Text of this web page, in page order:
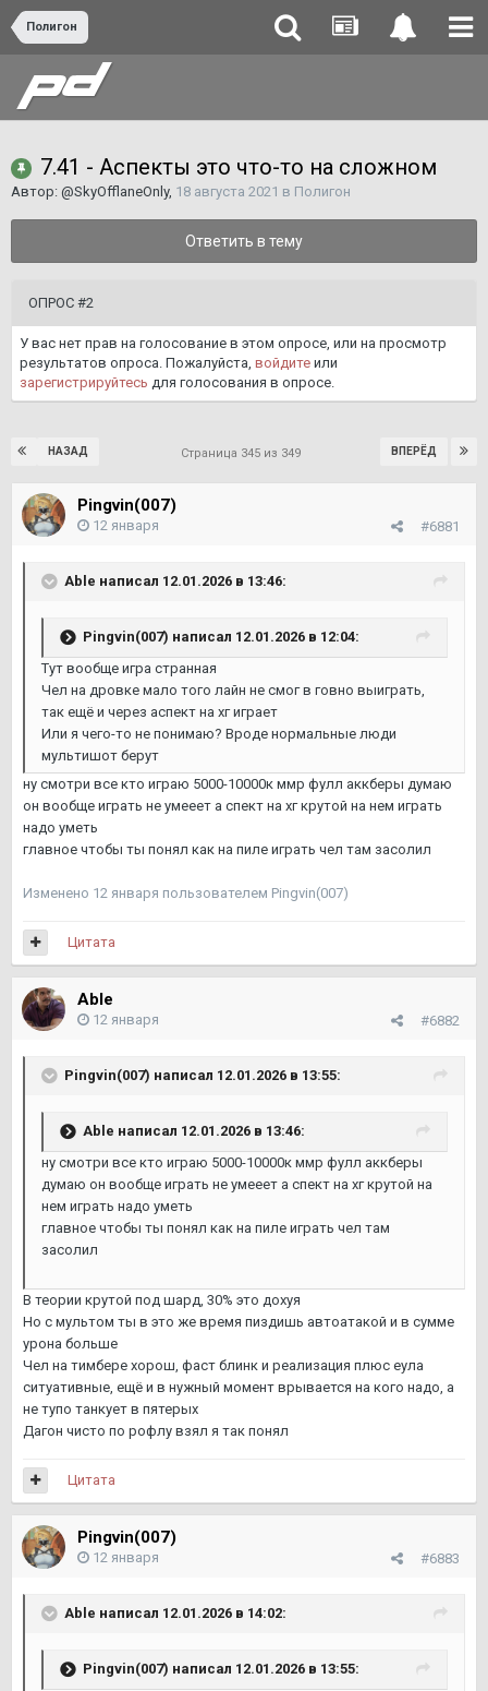
Полигон
7.41 - Аспекты это что-то на сложном
Автор: @SkyOfflaneOnly, 18 августа 2021 в Полигон
Ответить в тему
ОПРОС #2
У вас нет прав на голосование в этом опросе, или на просмотр
результатов опроса. Пожалуйста, войдите или
зарегистрируйтесь для голосования в опросе.
НАЗАД ВПЕРЁД
Страница 345 из 349
Pingvin(007)
#6881
12 января
Able написал 12.01.2026 в 13:46:
Pingvin(007) написал 12.01.2026 в 12:04:
Тут вообще игра странная
Чел на дровке мало того лайн не смог в говно выиграть,
так ещё и через аспект на хг играет
Или я чего-то не понимаю? Вроде нормальные люди
мультишот берут
ну смотри все кто играю 5000-10000к ммр фулл аккберы думаю
он вообще играть не умееет а спект на хг крутой на нем играть
надо уметь
главное чтобы ты понял как на пиле играть чел там засолил
Изменено 12 января пользователем Pingvin(007)
Цитата
Able
#6882
12 января
Pingvin(007) написал 12.01.2026 в 13:55:
Able написал 12.01.2026 в 13:46:
ну смотри все кто играю 5000-10000к ммр фулл аккберы
думаю он вообще играть не умееет а спект на хг крутой на
нем играть надо уметь
главное чтобы ты понял как на пиле играть чел там
засолил
В теории крутой под шард, 30% это дохуя
Но с мультом ты в это же время пиздишь автоатакой и в сумме
урона больше
Чел на тимбере хорош, фаст блинк и реализация плюс еула
ситуативные, ещё и в нужный момент врывается на кого надо, а
не тупо танкует в пятерых
Дагон чисто по рофлу взял я так понял
Цитата
Pingvin(007)
#6883
12 января
Able написал 12.01.2026 в 14:02:
Pingvin(007) написал 12.01.2026 в 13:55: